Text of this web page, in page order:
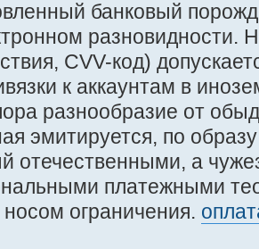
банковый
разновидности.
CVV-код)
к аккаунтам в
разнообразие от
эмитируется, по
отечественными, а
платежными
носом ограничения.